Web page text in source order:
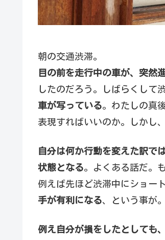
朝の交通渋滞。
目の前を走行中の車が、突然
したのだろう。しばらくして
車が写っている。わたしの真
表現すればいいのか。しかし
自分は何か行動を変えた訳で
状態となる。よくある話だ。
例えば先ほど渋滞中にショー
手が有利になる、という事が。
例え自分が損をしたとしても